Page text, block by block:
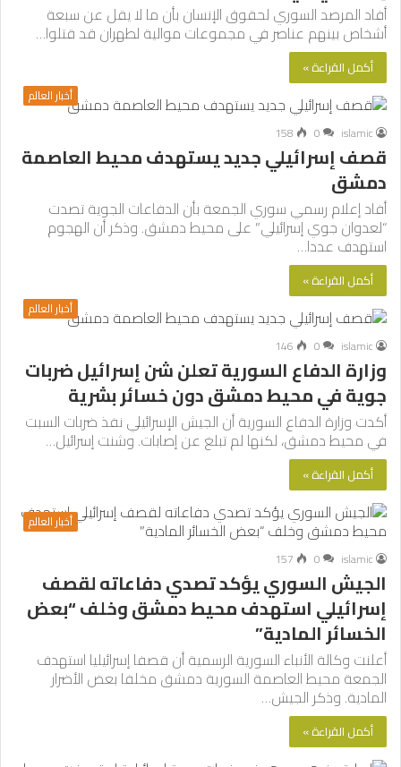
أفاد المرصد السوري لحقوق الإنسان بأن ما لا يقل عن سبعة
أشخاص بينهم عناصر في مجموعات موالية لطهران قد قتلوا…
أكمل القراءة »
أخبار العالم
islamic
0
158
قصف إسرائيلي جديد يستهدف محيط العاصمة
دمشق
أفاد إعلام رسمي سوري الجمعة بأن الدفاعات الجوية تصدت
“لعدوان جوي إسرائيلي” على محيط دمشق. وذكر أن الهجوم
استهدف عددا…
أكمل القراءة »
أخبار العالم
islamic
0
146
وزارة الدفاع السورية تعلن شن إسرائيل ضربات
جوية في محيط دمشق دون خسائر بشرية
أكدت وزارة الدفاع السورية أن الجيش الإسرائيلي نفذ ضربات السبت
في محيط دمشق، لكنها لم تبلغ عن إصابات. وشنت إسرائيل…
أكمل القراءة »
أخبار العالم
islamic
0
157
الجيش السوري يؤكد تصدي دفاعاته لقصف
إسرائيلي استهدف محيط دمشق وخلف “بعض
الخسائر المادية”
أعلنت وكالة الأنباء السورية الرسمية أن قصفا إسرائيليا استهدف
الجمعة محيط العاصمة السورية دمشق مخلفا بعض الأضرار
المادية. وذكر الجيش…
أكمل القراءة »